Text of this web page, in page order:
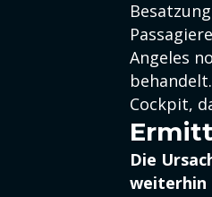
Angeles
Cockpit,
Die
weiterhin